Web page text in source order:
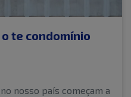
te condomínio
nosso país começam a